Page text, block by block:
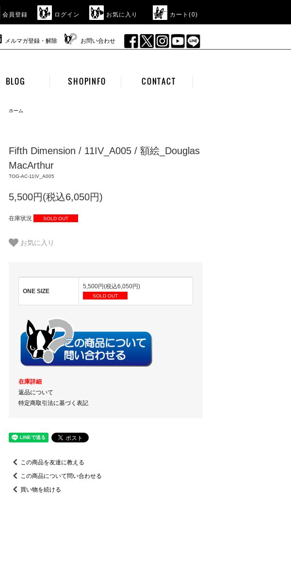
会員登録 ログイン お気に入り カート(0)
メルマガ登録・解除 お問い合わせ
BLOG SHOPINFO CONTACT
ホーム
Fifth Dimension / 11IV_A005 / 額絵_Douglas
MacArthur
TOG-AC-11IV_A005
5,500円(税込6,050円)
在庫状況 SOLD OUT
お気に入り
ONE SIZE
5,500円(税込6,050円)
SOLD OUT
在庫詳細
返品について
特定商取引法に基づく表記
この商品を友達に教える
この商品について問い合わせる
買い物を続ける